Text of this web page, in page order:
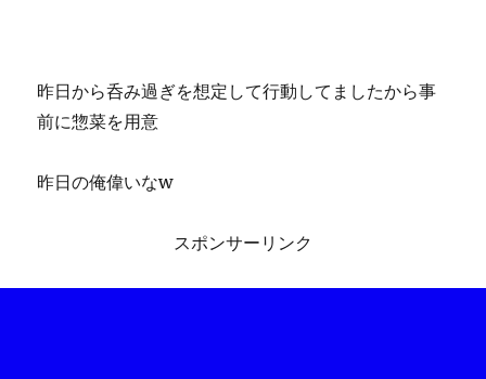
昨日から呑み過ぎを想定して行動してましたから事
前に惣菜を用意
昨日の俺偉いなw
スポンサーリンク